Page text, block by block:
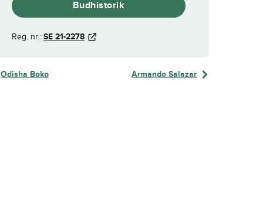
Budhistorik
Reg. nr.: SE 21-2278
Odisha Boko Armando Salazar